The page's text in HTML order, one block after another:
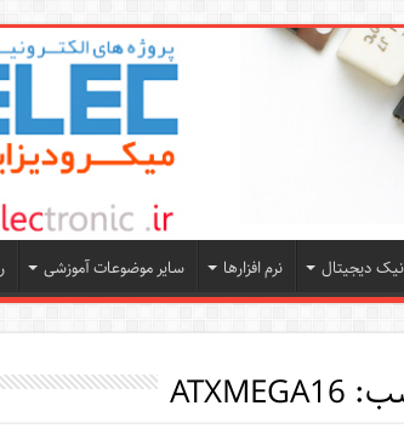
دیجیتال نرم افزارها سایر موضوعات آموزشی
ATXMEGA16